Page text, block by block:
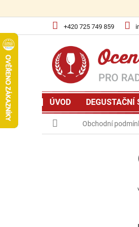
+420 725 749 859
ÚVOD DEGUSTAČNÍ
Obchodní